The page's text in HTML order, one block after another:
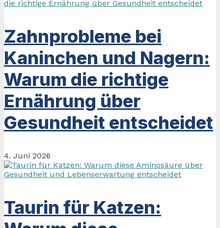
Zahnprobleme bei
Kaninchen und Nagern:
Warum die richtige
Ernährung über
Gesundheit entscheidet
4. Juni 2026
Taurin für Katzen: